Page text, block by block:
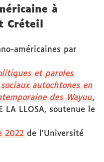
à
Créteil
américaines par
et paroles
autochtones en
des Wayuu,
LA LLOSA, soutenue le
2022 de l'Université